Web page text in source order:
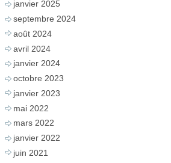
janvier 2025
septembre 2024
août 2024
avril 2024
janvier 2024
octobre 2023
janvier 2023
mai 2022
mars 2022
janvier 2022
juin 2021